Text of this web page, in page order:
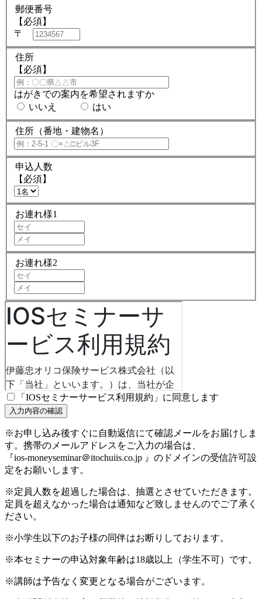
郵便番号
【必須】
〒
住所
【必須】
はがきでの案内を希望されますか
いいえ
はい
住所（番地・建物名）
申込人数
【必須】
お連れ様1
お連れ様2
「IOSセミナーサービス利用規約」に同意します
※お申し込み後すぐに自動返信にて確認メールをお届けしま
す。携帯のメールアドレスをご入力の場合は、
『ios-moneyseminar＠itochuiis.co.jp 』のドメインの受信許可設
定をお願いします。
※定員人数を超過した場合は、抽選とさせていただきます。
定員を超えなかった場合は通知など致しませんのでご了承く
ださい。
※小学生以下のお子様の同伴はお断りしております。
※本セミナーの申込対象年齢は18歳以上（学生不可）です。
※講師は予告なく変更となる場合がございます。